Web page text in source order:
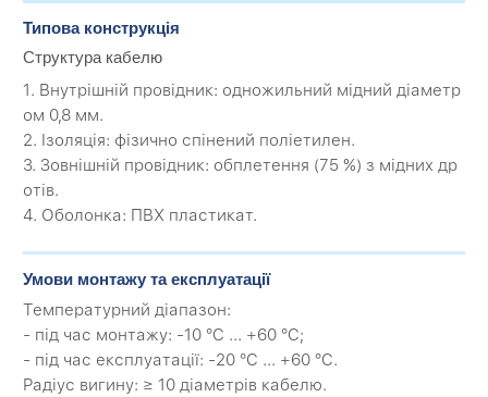
Типова конструкція
Структура кабелю
1. Внутрішній провідник: одножильний мідний діаметр
ом 0,8 мм.
2. Ізоляція: фізично спінений поліетилен.
3. Зовнішній провідник: обплетення (75 %) з мідних др
отів.
4. Оболонка: ПВХ пластикат.
Умови монтажу та експлуатації
Температурний діапазон:
- під час монтажу: -10 °C ... +60 °C;
- під час експлуатації: -20 °C ... +60 °C.
Радіус вигину: ≥ 10 діаметрів кабелю.